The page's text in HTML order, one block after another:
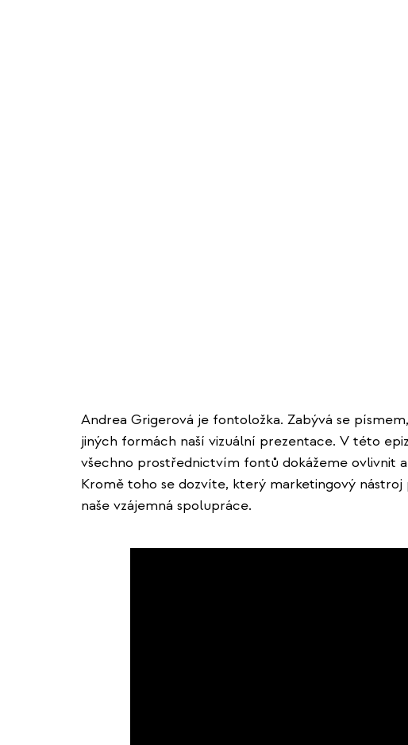
Andrea Grigerová je fontoložka. Zabývá se
jiných formách naší vizuální prezentace. V této
všechno prostřednictvím fontů dokážeme ovlivnit
Kromě toho se dozvíte, který marketingový
naše vzájemná spolupráce.